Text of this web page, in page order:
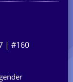
| #160